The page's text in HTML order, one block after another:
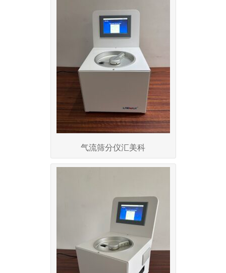
气流筛分仪汇美科